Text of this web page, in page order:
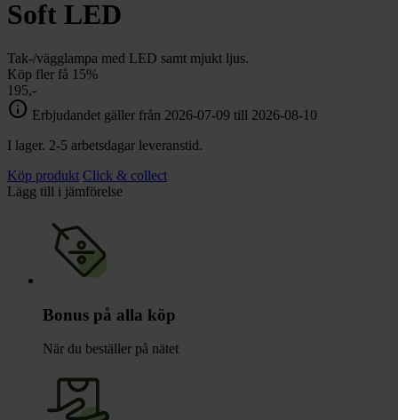
Toalett
chevron_right
Lacanche
Reservdelar
Soft LED
Tak-/vägglampa med LED samt mjukt ljus.
Köp fler få 15%
195,-
info Erbjudandet gäller från 2026-07-09 till 2026-08-10
I lager. 2-5 arbetsdagar leveranstid.
Köp produkt Click & collect
Lägg till i jämförelse
Bonus på alla köp
När du beställer på nätet